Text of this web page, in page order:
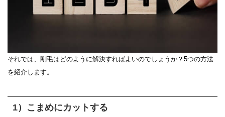
それでは、剛毛はどのように解決すればよいのでしょうか？5つの方法
を紹介します。
1）こまめにカットする